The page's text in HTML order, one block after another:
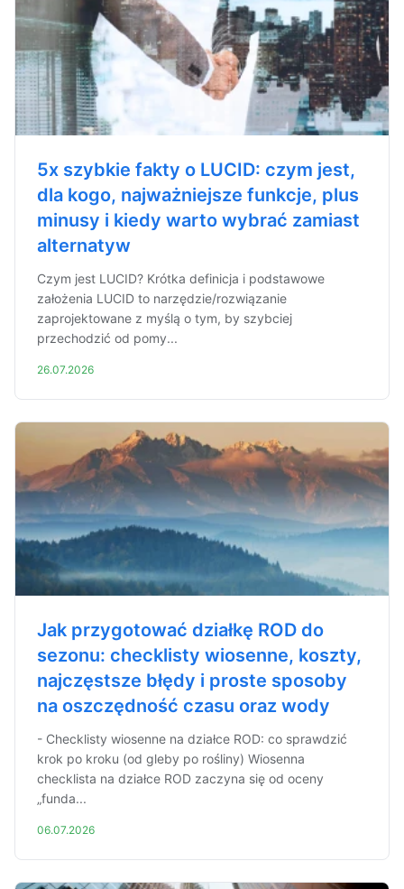
5x szybkie fakty o LUCID: czym jest,
dla kogo, najważniejsze funkcje, plus
minusy i kiedy warto wybrać zamiast
alternatyw
Czym jest LUCID? Krótka definicja i podstawowe
założenia LUCID to narzędzie/rozwiązanie
zaprojektowane z myślą o tym, by szybciej
przechodzić od pomy...
26.07.2026
Jak przygotować działkę ROD do
sezonu: checklisty wiosenne, koszty,
najczęstsze błędy i proste sposoby
na oszczędność czasu oraz wody
- Checklisty wiosenne na działce ROD: co sprawdzić
krok po kroku (od gleby po rośliny) Wiosenna
checklistа na działce ROD zaczyna się od oceny
„funda...
06.07.2026